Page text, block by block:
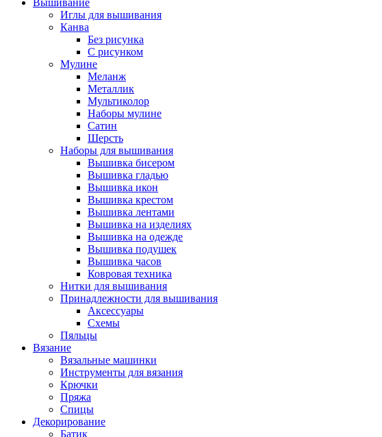
Вышивание
Иглы для вышивания
Канва
Без рисунка
С рисунком
Мулине
Меланж
Металлик
Мультиколор
Наборы мулине
Сатин
Шерсть
Наборы для вышивания
Вышивка бисером
Вышивка гладью
Вышивка икон
Вышивка крестом
Вышивка лентами
Вышивка на изделиях
Вышивка на одежде
Вышивка подушек
Вышивка часов
Ковровая техника
Нитки для вышивания
Принадлежности для вышивания
Аксессуары
Схемы
Пяльцы
Вязание
Вязальные машинки
Инструменты для вязания
Крючки
Пряжа
Спицы
Декорирование
Батик